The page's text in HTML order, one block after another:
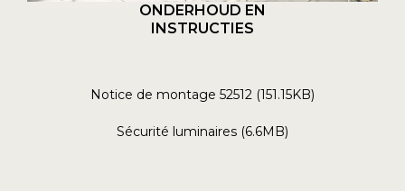
ONDERHOUD EN
INSTRUCTIES
Notice de montage 52512 (151.15KB)
Sécurité luminaires (6.6MB)